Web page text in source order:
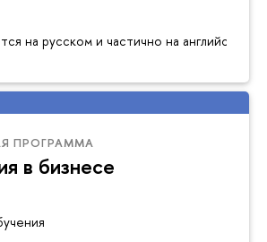
на русском и частично на английском
ПРОГРАММА
в бизнесе